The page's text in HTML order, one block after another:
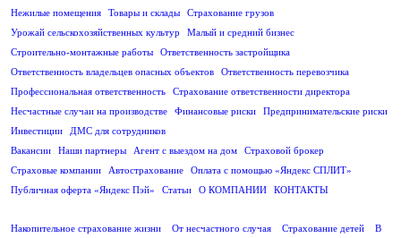
Нежилые помещения
Товары и склады
Страхование грузов
Урожай сельскохозяйственных культур
Малый и средний бизнес
Строительно-монтажные работы
Ответственность застройщика
Ответственность владельцев опасных объектов
Ответственность перевозчика
Профессиональная ответственность
Страхование ответственности директора
Несчастные случаи на производстве
Финансовые риски
Предпринимательские риски
Инвестиции
ДМС для сотрудников
Вакансии
Наши партнеры Агент с выездом на дом
Страховой брокер
Страховые компании
Автострахование
Оплата с помощью «Яндекс СПЛИТ»
Публичная оферта «Яндекс Пэй»
Статьи О КОМПАНИИ
КОНТАКТЫ
Накопительное страхование жизни
От несчастного случая Страхование детей
В